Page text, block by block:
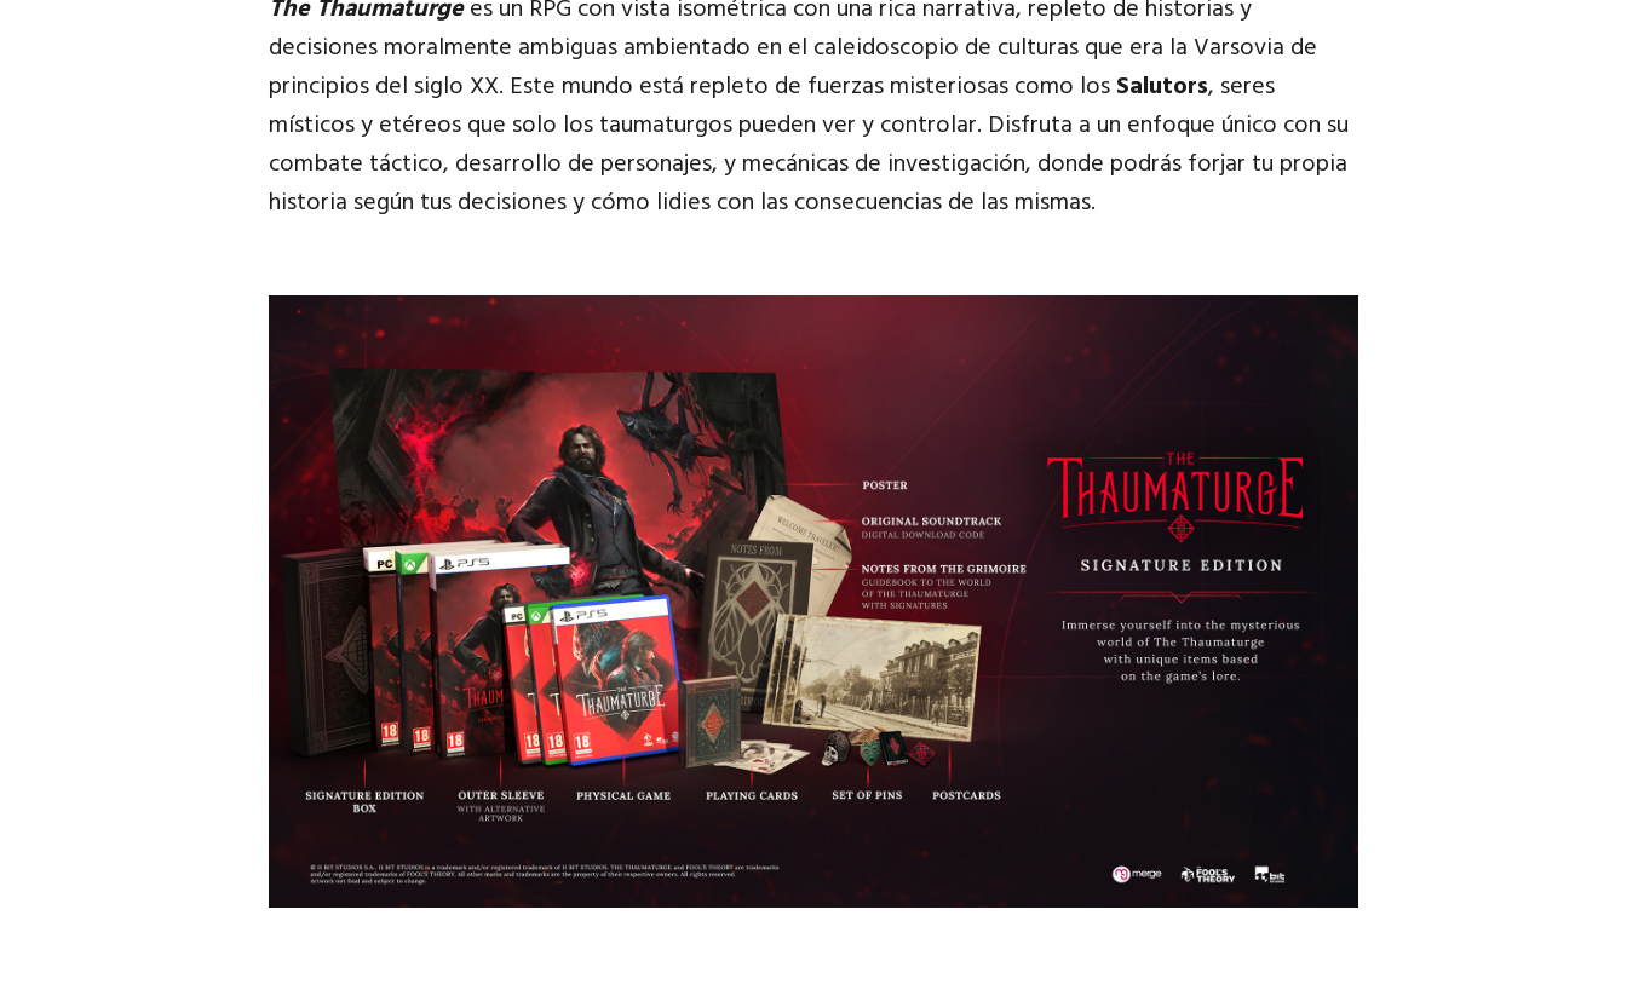
The Thaumaturgees un RPG con vista isométrica con una rica narrativa, repleto de historias y
decisiones moralmente ambiguas ambientado en el caleidoscopio de culturas que era la Varsovia de
principios del siglo XX. Este mundo está repleto de fuerzas misteriosas como losSalutors, seres
místicos y etéreos que solo los taumaturgos pueden ver y controlar. Disfruta a un enfoque único con su
combate táctico, desarrollo de personajes, y mecánicas de investigación, donde podrás forjar tu propia
historia según tus decisiones y cómo lidies con las consecuencias de las mismas.